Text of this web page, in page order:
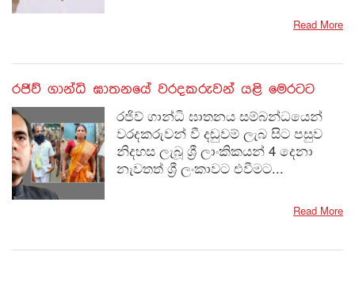
Read More
රජිව් ගාන්ධි ඝාතනයේ වරදකරුවන් යළි මෙරටට
රජිව් ගාන්ධි ඝාතනය සම්බන්ධයෙන්
වරදකරුවන් වී දඬුවම් ලැබ සිට පසුව
නිදහස ලැබූ ශ්‍රී ලාංකිකයන් 4 දෙනා
නැවතත් ශ්‍රී ලංකාවට එවීමට...
Read More